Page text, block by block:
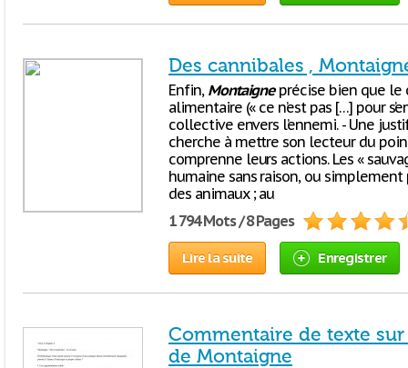
Des cannibales ,
Enfin, Montaigneprécise bien que le
alimentaire (« ce n’est pas […] pour
collective envers l’ennemi. - Une
cherche à mettre son lecteur du
comprenne leurs actions. Les «
humaine sans raison, ou
des animaux ; au
1 794 Mots / 8 Pages
Lire la suite Enregistrer
Commentaire de texte sur
de Montaigne